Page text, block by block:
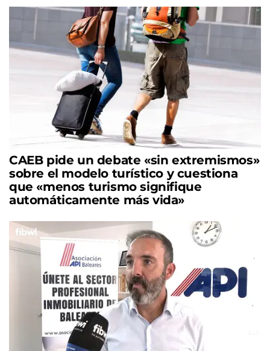
CAEB pide un debate «sin extremismos»
sobre el modelo turístico y cuestiona
que «menos turismo signifique
automáticamente más vida»